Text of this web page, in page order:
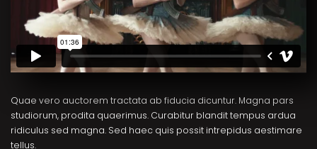
Quae vero auctorem tractata ab fiducia dicuntur. Magna pars
studiorum, prodita quaerimus. Curabitur blandit tempus ardua
ridiculus sed magna. Sed haec quis possit intrepidus aestimare
tellus.